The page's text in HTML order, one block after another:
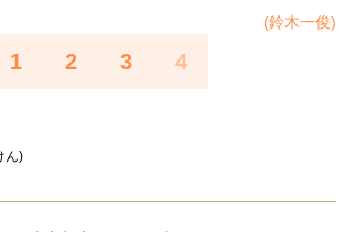
こと
移住という選択
一生モノの愛用品
ス
60代のネクストステージ
ネー
(鈴木一俊)
1 2 3 4
ん)